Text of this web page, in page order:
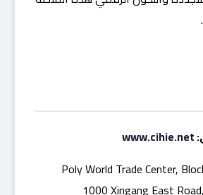
:
www.cihie.net
Poly World Trade Center,
1000 Xingang East